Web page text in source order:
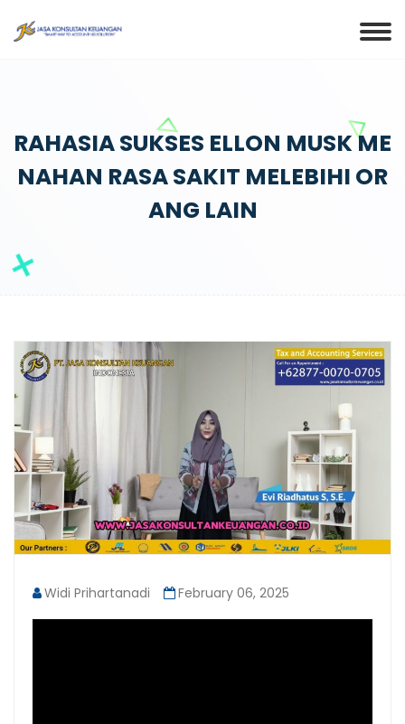
RAHASIA SUKSES ELLON MUSK ME
NAHAN RASA SAKIT MELEBIHI OR
ANG LAIN
Widi Prihartanadi February 06, 2025